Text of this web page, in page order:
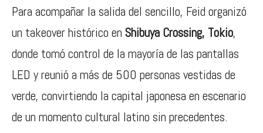
Para acompañar la salida del sencillo, Feid organizó
un takeover histórico en Shibuya Crossing, Tokio,
donde tomó control de la mayoría de las pantallas
LED y reunió a más de 500 personas vestidas de
verde, convirtiendo la capital japonesa en escenario
de un momento cultural latino sin precedentes.